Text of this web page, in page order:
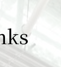
ア
らせ
業
カー
場か